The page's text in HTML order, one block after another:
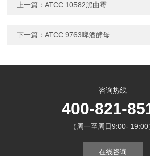
上一篇：ATCC 10582黑曲霉
下一篇：ATCC 9763啤酒酵母
咨询热线
400-821-
（周一至周日9:00- 19:00
在线咨询